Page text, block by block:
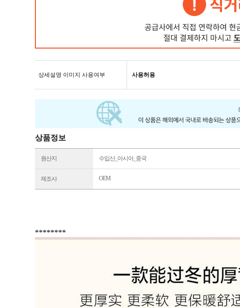
상세설명 이미지 사용여부 사용허용
상품정보
원산지 수입산_아시아_중국
제조사 OEM
********